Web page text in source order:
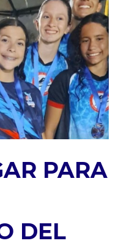
PARA
DEL